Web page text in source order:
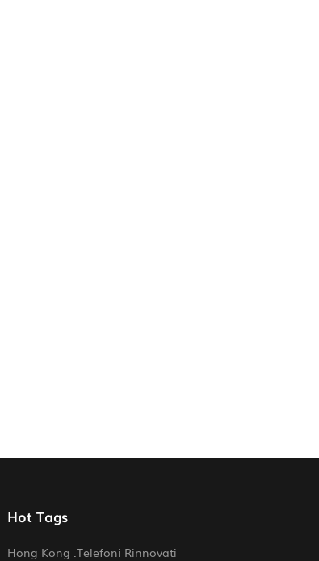
Hot Tags
Hong Kong .telefoni Rinnovati